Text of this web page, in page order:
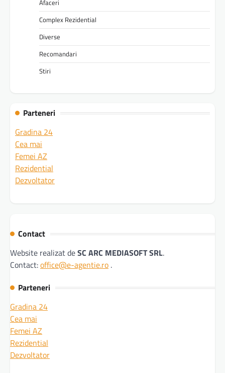
Afaceri
Complex Rezidential
Diverse
Recomandari
Stiri
Parteneri
Gradina 24
Cea mai
Femei AZ
Rezidential
Dezvoltator
Contact
Website realizat deSC ARC MEDIASOFT SRL.
Contact:office@e-agentie.ro .
Parteneri
Gradina 24
Cea mai
Femei AZ
Rezidential
Dezvoltator